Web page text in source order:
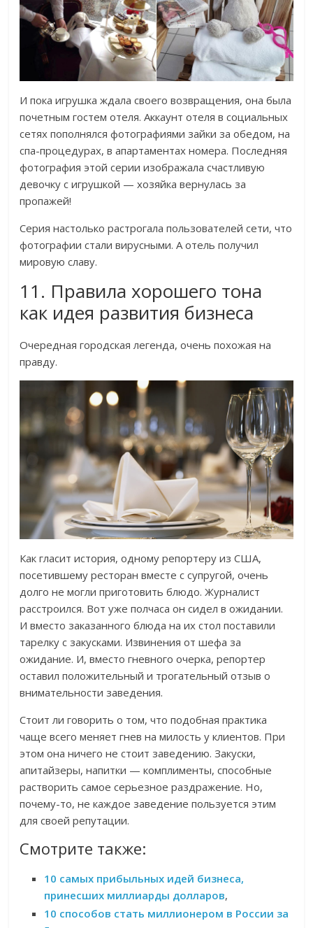
И пока игрушка ждала своего возвращения, она была
почетным гостем отеля. Аккаунт отеля в социальных
сетях пополнялся фотографиями зайки за обедом, на
спа-процедурах, в апартаментах номера. Последняя
фотография этой серии изображала счастливую
девочку с игрушкой — хозяйка вернулась за
пропажей!
Серия настолько растрогала пользователей сети, что
фотографии стали вирусными. А отель получил
мировую славу.
11. Правила хорошего тона
как идея развития бизнеса
Очередная городская легенда, очень похожая на
правду.
Как гласит история, одному репортеру из США,
посетившему ресторан вместе с супругой, очень
долго не могли приготовить блюдо. Журналист
расстроился. Вот уже полчаса он сидел в ожидании.
И вместо заказанного блюда на их стол поставили
тарелку с закусками. Извинения от шефа за
ожидание. И, вместо гневного очерка, репортер
оставил положительный и трогательный отзыв о
внимательности заведения.
Стоит ли говорить о том, что подобная практика
чаще всего меняет гнев на милость у клиентов. При
этом она ничего не стоит заведению. Закуски,
апитайзеры, напитки — комплименты, способные
растворить самое серьезное раздражение. Но,
почему-то, не каждое заведение пользуется этим
для своей репутации.
Смотрите также:
10 самых прибыльных идей бизнеса,
принесших миллиарды долларов,
10 способов стать миллионером в России за